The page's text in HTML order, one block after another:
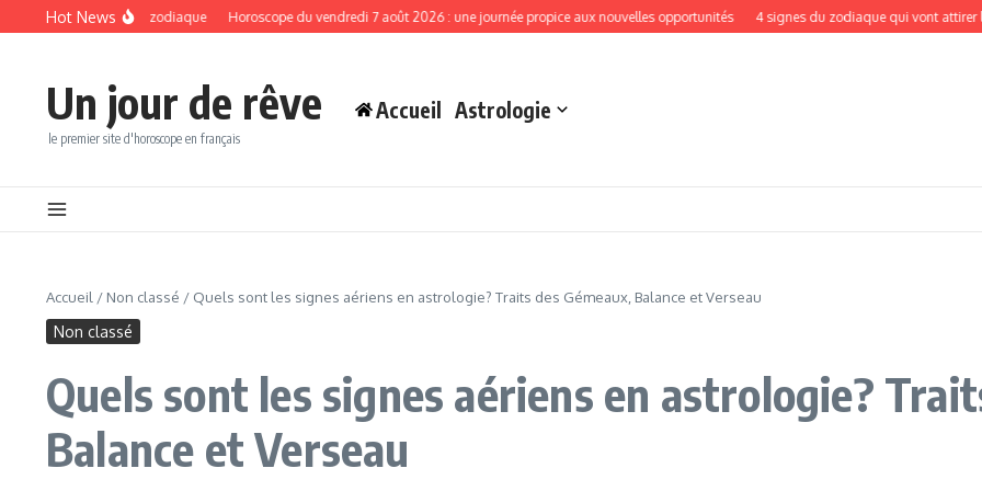
Aller au contenu
Hot News
à ces signes du zodiaque Horoscope du vendredi 7 août 2026 : une journée propice aux nouvelles opportunités 4 signes du zodiaque qui vont attirer
Un jour de rêve
le premier site d'horoscope en français
Accueil Astrologie
Accueil / Non classé / Quels sont les signes aériens en astrologie? Traits des Gémeaux, Balance et Verseau
Non classé
Quels sont les signes aériens en astrologie?
Balance et Verseau